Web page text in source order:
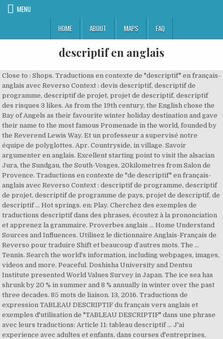
MENU
HOME
ABOUT MAPS FAQ
descriptif en anglais
Close to : Shops. Traductions en contexte de "descriptif" en français-
anglais avec Reverso Context : devis descriptif, descriptif de
programme, descriptif de projet, projet de descriptif, descriptif
des risques 3 likes. As from the 19th century, the English chose the
Bay of Angels as their favourite winter holiday destination and gave
their name to the most famous Promenade in the world, founded by
the Reverend Lewis Way. Et un professeur a supervisé notre
équipe de polyglottes. Apr. Countryside, in village. Savoir
argumenter en anglais. Excellent starting point to visit the alsacian
Jura, the Sundgau, the South-Vosges, 20kilometres from Salon de
Provence. Traductions en contexte de "de descriptif" en français-
anglais avec Reverso Context : descriptif de programme, descriptif
de projet, descriptif de programme de pays, projet de descriptif, de
descriptif … Hot springs. en; Play. Cherchez des exemples de
traductions descriptif dans des phrases, écoutez à la prononciation
et apprenez la grammaire. Proverbes anglais … Home Understand
Sources and Influences. Utilisez le dictionnaire Anglais-Français de
Reverso pour traduire Shift et beaucoup d’autres mots. The …
Tennis. Search the world's information, including webpages, images,
videos and more. Peaceful. Doshisha University and Dentsu
Institute presented World Values Survey in Japan. The ice sea has
shrunk by 20 % in summer and 8 % annually in winter over the past
three decades. 85 mots de liaison. 13, 2016. Traductions de
expression TABLEAU DESCRIPTIF du français vers anglais et
exemples d'utilisation de "TABLEAU DESCRIPTIF" dans une phrase
avec leurs traductions: Article 11: tableau descriptif … J'ai
experience avec adultes et enfants, dans courses d'entreprises,